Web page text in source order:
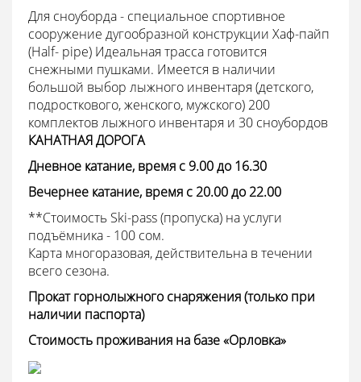
Для сноуборда - специальное спортивное
сооружение дугообразной конструкции Хаф-пайп
(Half- pipe) Идеальная трасса готовится
снежными пушками. Имеется в наличии
большой выбор лыжного инвентаря (детского,
подросткового, женского, мужского) 200
комплектов лыжного инвентаря и 30 сноубордов
КАНАТНАЯ ДОРОГА
Дневное катание, время с 9.00 до 16.30
Вечернее катание, время с 20.00 до 22.00
**Стоимость Ski-pass (пропуска) на услуги
подъёмника - 100 сом.
Карта многоразовая, действительна в течении
всего сезона.
Прокат горнолыжного снаряжения (только при
наличии паспорта)
Стоимость проживания на базе «Орловка»